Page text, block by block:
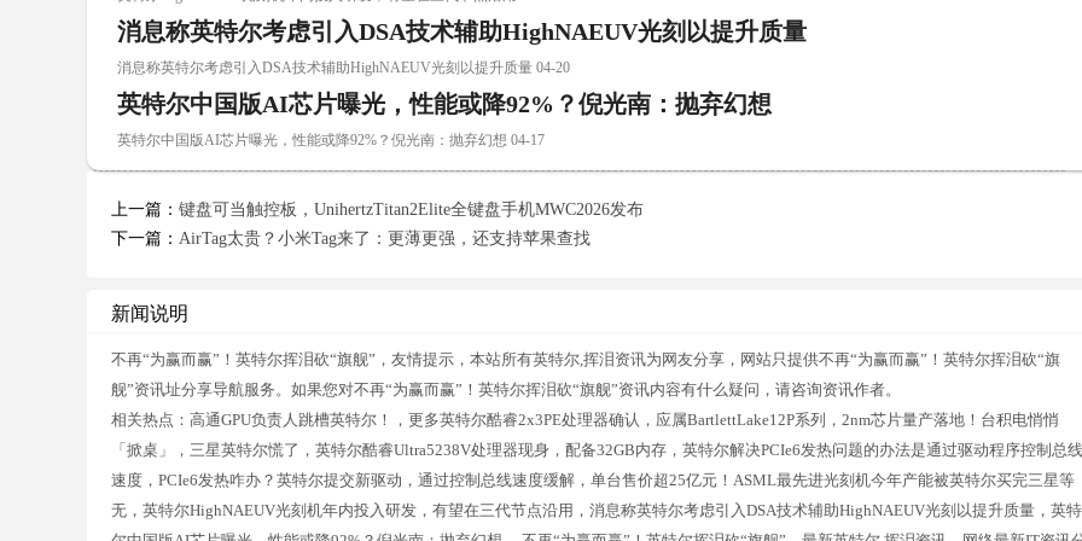
消息称英特尔考虑引入DSA技术辅助HighNAEUV光刻以提升质量
消息称英特尔考虑引入DSA技术辅助HighNAEUV光刻以提升质量 04-20
英特尔中国版AI芯片曝光，性能或降92%？倪光南：抛弃幻想
英特尔中国版AI芯片曝光，性能或降92%？倪光南：抛弃幻想 04-17
上一篇： 键盘可当触控板，UnihertzTitan2Elite全键盘手机MWC2026发布
下一篇： AirTag太贵？小米Tag来了：更薄更强，还支持苹果查找
新闻说明
不再“为赢而赢”！英特尔挥泪砍“旗舰”，友情提示，本站所有英特尔,挥泪资讯为网友分享，网站只提供不再“为赢而赢”！英特尔挥泪砍“旗
舰”资讯址分享导航服务。如果您对不再“为赢而赢”！英特尔挥泪砍“旗舰”资讯内容有什么疑问，请咨询资讯作者。
相关热点：高通GPU负责人跳槽英特尔！，更多英特尔酷睿2x3PE处理器确认，应属BartlettLake12P系列，2nm芯片量产落地！台积电悄悄
「掀桌」，三星英特尔慌了，英特尔酷睿Ultra5238V处理器现身，配备32GB内存，英特尔解决PCIe6发热问题的办法是通过驱动程序控制总线
速度，PCIe6发热咋办？英特尔提交新驱动，通过控制总线速度缓解，单台售价超25亿元！ASML最先进光刻机今年产能被英特尔买完三星等
无，英特尔HighNAEUV光刻机年内投入研发，有望在三代节点沿用，消息称英特尔考虑引入DSA技术辅助HighNAEUV光刻以提升质量，英特